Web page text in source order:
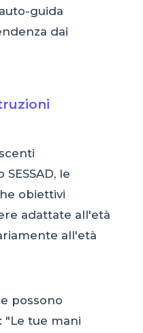
guida
dai
le
obiettivi
adattate all'età
all'età
possono
"Le tue mani